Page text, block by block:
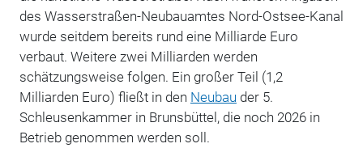
des Wasserstraßen-Neubauamtes Nord-Ostsee-Kanal
wurde seitdem bereits rund eine Milliarde Euro
verbaut. Weitere zwei Milliarden werden
schätzungsweise folgen. Ein großer Teil (1,2
Milliarden Euro) fließt in den Neubau der 5.
Schleusenkammer in Brunsbüttel, die noch 2026 in
Betrieb genommen werden soll.